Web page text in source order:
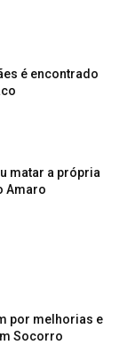
é encontrado
matar a própria
Amaro
por melhorias e
Socorro